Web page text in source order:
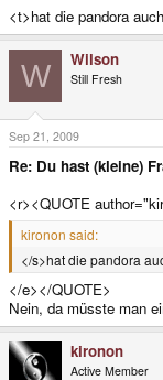
<t>hat die pandora
W Wilson
Still Fresh
Sep 21, 2009
Re: Du hast (kleine)
<r><QUOTE
kironon said:
</s>hat die pandora
</e></QUOTE>
Nein, da müsste man
kironon
Active Member